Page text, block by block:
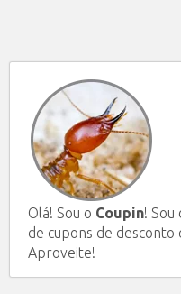
Olá! Sou o Coupin!
de cupons de
Aproveite!